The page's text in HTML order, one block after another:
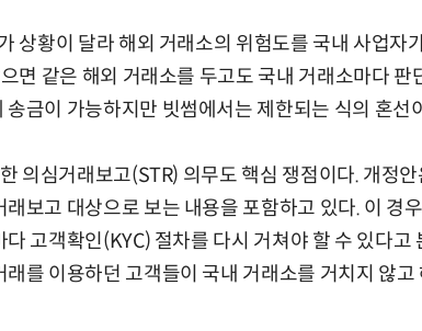
상황이 달라 해외 거래소의 위험도를 국내 사업자
면 같은 해외 거래소를 두고도 국내 거래소마다 판
금이 가능하지만 빗썸에서는 제한되는 식의 혼선
의심거래보고(STR) 의무도 핵심 쟁점이다. 개정안
보고 대상으로 보는 내용을 포함하고 있다. 이 경
고객확인(KYC) 절차를 다시 거쳐야 할 수 있다고
를 이용하던 고객들이 국내 거래소를 거치지 않고